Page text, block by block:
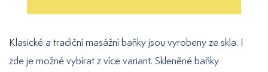
Klasické a tradiční masážní baňky jsou vyrobeny ze skla. I
zde je možné vybírat z více variant. Skleněné baňky